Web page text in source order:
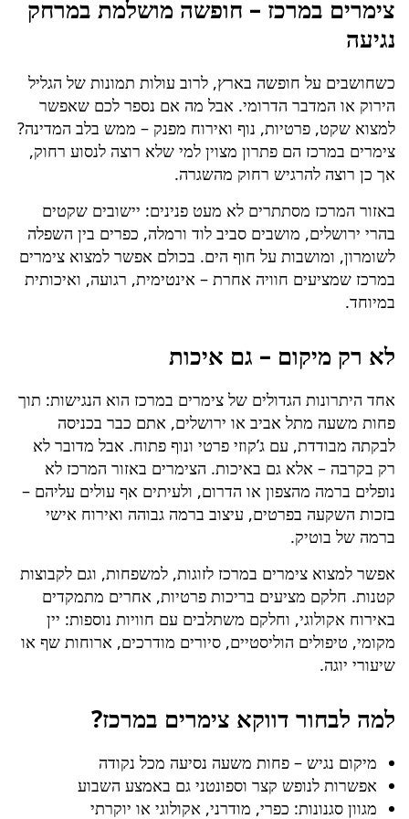
לסדנאות או ימי גיבוש.
צימרים במרכז – חופשה מושלמת במרחק
נגיעה
כשחושבים על חופשה בארץ, לרוב עולות תמונות של הגליל
הירוק או המדבר הדרומי. אבל מה אם נספר לכם שאפשר
למצוא שקט, פרטיות, נוף ואירוח מפנק – ממש בלב המדינה?
צימרים במרכז הם פתרון מצוין למי שלא רוצה לנסוע רחוק,
אך כן רוצה להרגיש רחוק מהשגרה.
באזור המרכז מסתתרים לא מעט פנינים: יישובים שקטים
בהרי ירושלים, מושבים סביב לוד ורמלה, כפרים בין השפלה
לשומרון, ומושבות על חוף הים. בכולם אפשר למצוא צימרים
במרכז שמציעים חוויה אחרת – אינטימית, רגועה, ואיכותית
במיוחד.
לא רק מיקום – גם איכות
אחד היתרונות הגדולים של צימרים במרכז הוא הנגישות: תוך
פחות משעה מתל אביב או ירושלים, אתם כבר בכניסה
לבקתה מבודדת, עם ג’קוזי פרטי ונוף פתוח. אבל מדובר לא
רק בקרבה – אלא גם באיכות. הצימרים באזור המרכז לא
נופלים ברמה מהצפון או הדרום, ולעיתים אף עולים עליהם –
בזכות השקעה בפרטים, עיצוב ברמה גבוהה ואירוח אישי
ברמה של בוטיק.
אפשר למצוא צימרים במרכז לזוגות, למשפחות, וגם לקבוצות
קטנות. חלקם מציעים בריכות פרטיות, אחרים מתמקדים
באירוח אקולוגי, וחלקם משתלבים עם חוויות נוספות: יין
מקומי, טיפולים הוליסטיים, סיורים מודרכים, ארוחות שף או
שיעורי יוגה.
למה לבחור דווקא צימרים במרכז?
מיקום נגיש – פחות משעה נסיעה מכל נקודה
אפשרות לנופש קצר וספונטני גם באמצע השבוע
מגוון סגנונות: כפרי, מודרני, אקולוגי או יוקרתי